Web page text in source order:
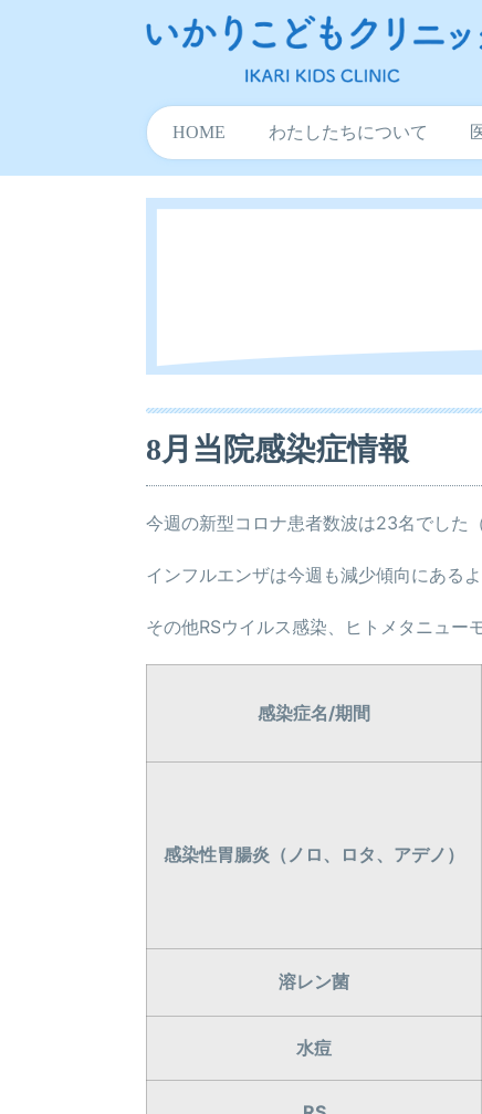
HOME わたしたちについて
8月当院感染症情報
今週の新型コロナ患者数波は23名でした
インフルエンザは今週も減少傾向にあるよ
その他RSウイルス感染、ヒトメタニュー
感染症名/期間
感染性胃腸炎（ノロ、ロタ、アデノ）
溶レン菌
水痘